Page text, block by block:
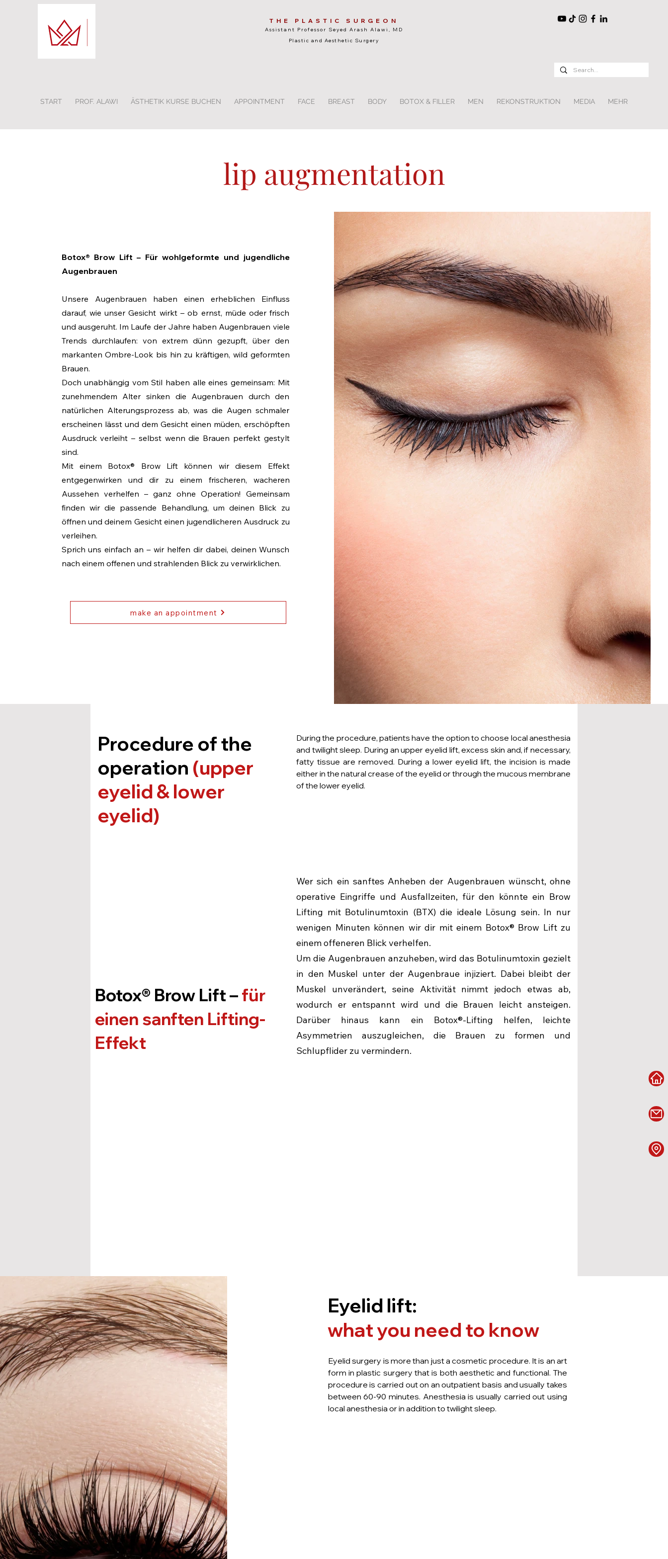
THE PLASTIC SURGEON
Assistant Professor Seyed Arash Alawi, MD
Plastic and Aesthetic Surgery
START PROF. ALAWI ÄSTHETIK KURSE BUCHEN APPOINTMENT FACE BREAST BODY BOTOX & FILLER MEN REKONSTRUKTION MEDIA MEHR
lip augmentation
Botox® Brow Lift – Für wohlgeformte und jugendliche
Augenbrauen
Unsere Augenbrauen haben einen erheblichen Einfluss
darauf, wie unser Gesicht wirkt – ob ernst, müde oder frisch
und ausgeruht. Im Laufe der Jahre haben Augenbrauen viele
Trends durchlaufen: von extrem dünn gezupft, über den
markanten Ombre-Look bis hin zu kräftigen, wild geformten
Brauen.
Doch unabhängig vom Stil haben alle eines gemeinsam: Mit
zunehmendem Alter sinken die Augenbrauen durch den
natürlichen Alterungsprozess ab, was die Augen schmaler
erscheinen lässt und dem Gesicht einen müden, erschöpften
Ausdruck verleiht – selbst wenn die Brauen perfekt gestylt
sind.
Mit einem Botox® Brow Lift können wir diesem Effekt
entgegenwirken und dir zu einem frischeren, wacheren
Aussehen verhelfen – ganz ohne Operation! Gemeinsam
finden wir die passende Behandlung, um deinen Blick zu
öffnen und deinem Gesicht einen jugendlicheren Ausdruck zu
verleihen.
Sprich uns einfach an – wir helfen dir dabei, deinen Wunsch
nach einem offenen und strahlenden Blick zu verwirklichen.
make an appointment
Procedure of the
operation (upper
eyelid & lower
eyelid)
Botox® Brow Lift –für
einen sanften Lifting-
Effekt
During the procedure, patients have the option to choose local anesthesia
and twilight sleep. During an upper eyelid lift, excess skin and, if necessary,
fatty tissue are removed. During a lower eyelid lift, the incision is made
either in the natural crease of the eyelid or through the mucous membrane
of the lower eyelid.
Wer sich ein sanftes Anheben der Augenbrauen wünscht, ohne
operative Eingriffe und Ausfallzeiten, für den könnte ein Brow
Lifting mit Botulinumtoxin (BTX) die ideale Lösung sein. In nur
wenigen Minuten können wir dir mit einem Botox® Brow Lift zu
einem offeneren Blick verhelfen.
Um die Augenbrauen anzuheben, wird das Botulinumtoxin gezielt
in den Muskel unter der Augenbraue injiziert. Dabei bleibt der
Muskel unverändert, seine Aktivität nimmt jedoch etwas ab,
wodurch er entspannt wird und die Brauen leicht ansteigen.
Darüber hinaus kann ein Botox®-Lifting helfen, leichte
Asymmetrien auszugleichen, die Brauen zu formen und
Schlupflider zu vermindern.
Eyelid lift:
what you need to know
Eyelid surgery is more than just a cosmetic procedure. It is an art
form in plastic surgery that is both aesthetic and functional. The
procedure is carried out on an outpatient basis and usually takes
between 60-90 minutes. Anesthesia is usually carried out using
local anesthesia or in addition to twilight sleep.